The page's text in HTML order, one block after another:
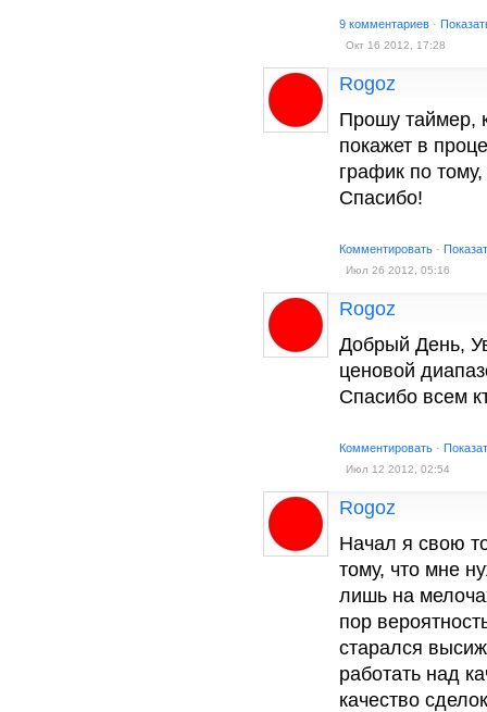
9 комментариев ·
Окт 16 2012, 17:28
Rogoz
Прошу таймер,
покажет в
график по
Спасибо!
Комментировать ·
Июл 26 2012, 05:16
Rogoz
Добрый День,
ценовой
Спасибо всем
Комментировать ·
Июл 12 2012, 02:54
Rogoz
Начал я свою
тому, что мне
лишь на
пор
старался
работать над
качество